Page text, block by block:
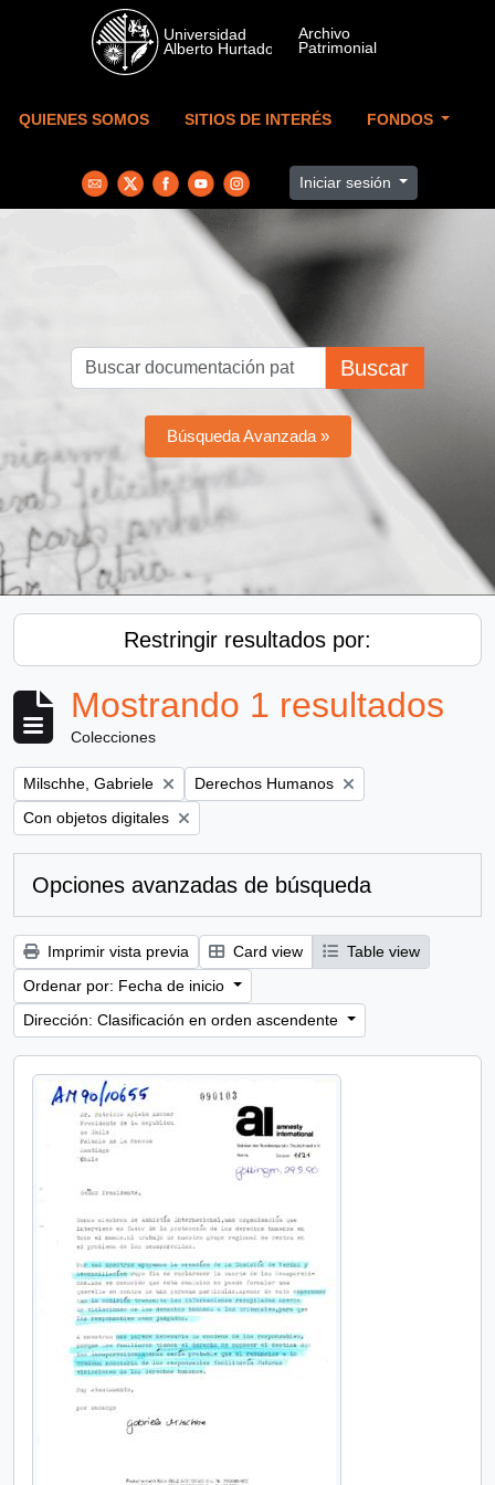
Skip to main content
QUIENES SOMOS SITIOS DE INTERÉS FONDOS
Iniciar sesión
Buscar
Búsqueda Avanzada »
Restringir resultados por:
Mostrando 1 resultados
Colecciones
Remove filter:
Milschhe, Gabriele Remove filter:
Derechos Humanos
Remove filter:
Con objetos digitales
Opciones avanzadas de búsqueda
Imprimir vista previa Card view
Table view
Ordenar por: Fecha de inicio
Dirección: Clasificación en orden ascendente